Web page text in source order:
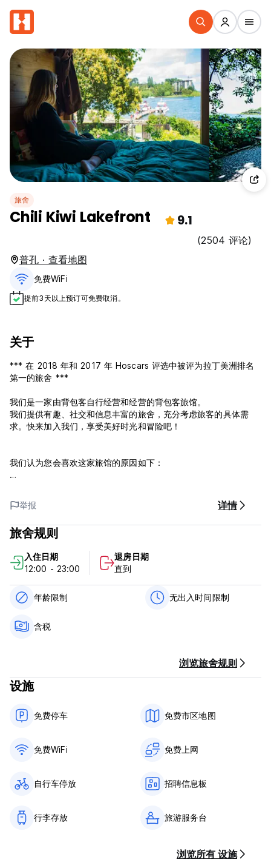
旅舍
Chili Kiwi Lakefront 9.1
(2504 评论)
普孔 · 查看地图
免费WiFi
提前3天以上预订可免费取消。
关于
*** 在 2018 年和 2017 年 Hoscars 评选中被评为拉丁美洲排名
第一的旅舍 ***
我们是一家由背包客自行经营和经营的背包客旅馆。
我们提供有趣、社交和信息丰富的旅舍，充分考虑旅客的具体需
求。快来加入我们，享受美好时光和冒险吧！
我们认为您会喜欢这家旅馆的原因如下：
这是关键。冷静、有趣、社交。这是一个社交和结交朋友的地方，
可以喝一两杯厚颜无耻的酒，但为什么你会来到普孔，出去探索。
- 地点 -
了。
- 价值 -
我们本身就是勇敢的背包客，并且相信考虑到这里的环境、设施和
- 服务 -
您充分享受这里的乐趣，我们在晚上 11 点之后制定了安静规则，
- 设施 -
适性、功能性和创造力。我们有三个厨房、很多浴室和中央供暖系
– 安全和清洁 –
精力集中在您来这里要做、体验和享受的事情上。谁不喜欢干净的
旅馆呢？
– 冬季爱好者 –
我们自己就是滑雪者和滑雪板爱好者，让我们一起去滑雪吧！
举报 详情
旅舍规则
入住日期
12:00 - 23:00
退房日期
直到
年龄限制 无出入时间限制
含税
浏览旅舍规则
设施
免费停车 免费市区地图
免费WiFi 免费上网
自行车停放 招聘信息板
行李存放 旅游服务台
浏览所有 设施